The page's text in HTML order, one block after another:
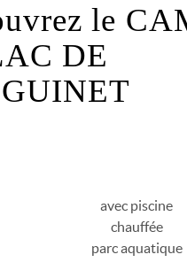
le
DE
avec piscine
chauffée
parc aquatique